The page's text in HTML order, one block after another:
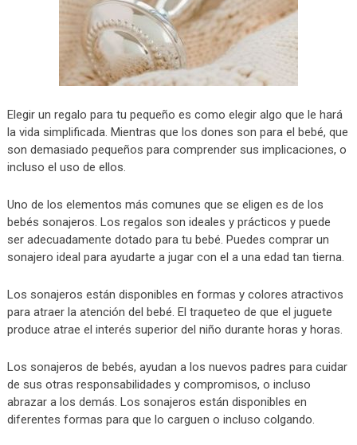
Elegir un regalo para tu pequeño es como elegir algo que le hará
la vida simplificada. Mientras que los dones son para el bebé, que
son demasiado pequeños para comprender sus implicaciones, o
incluso el uso de ellos.
Uno de los elementos más comunes que se eligen es de los
bebés sonajeros. Los regalos son ideales y prácticos y puede
ser adecuadamente dotado para tu bebé. Puedes comprar un
sonajero ideal para ayudarte a jugar con el a una edad tan tierna.
Los sonajeros están disponibles en formas y colores atractivos
para atraer la atención del bebé. El traqueteo de que el juguete
produce atrae el interés superior del niño durante horas y horas.
Los sonajeros de bebés, ayudan a los nuevos padres para cuidar
de sus otras responsabilidades y compromisos, o incluso
abrazar a los demás. Los sonajeros están disponibles en
diferentes formas para que lo carguen o incluso colgando.